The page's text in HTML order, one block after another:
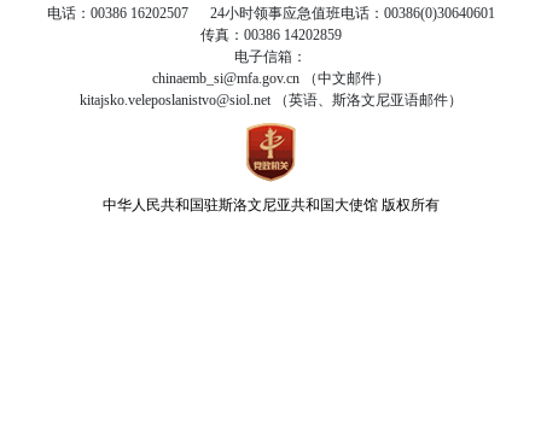
电话：00386 16202507 24小时领事应急值班电话：00386(0)30640601
传真：00386 14202859
电子信箱：
chinaemb_si@mfa.gov.cn （中文邮件）
kitajsko.veleposlanistvo@siol.net （英语、斯洛文尼亚语邮件）
中华人民共和国驻斯洛文尼亚共和国大使馆版权所有